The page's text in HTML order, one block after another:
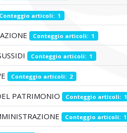
Conteggio articoli: 1
Conteggio articoli: 1
Conteggio articoli: 1
Conteggio articoli: 2
PATRIMONIO Conteggio articoli: 1
Conteggio articoli: 1